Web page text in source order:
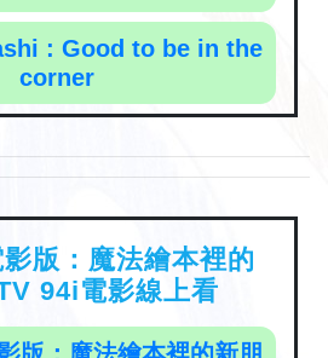
: Good to be in the
corner
版：魔法繪本裡的
94i電影線上看